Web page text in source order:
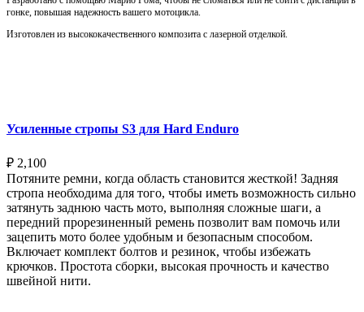
гонке, повышая надежность вашего мотоцикла.
Изготовлен из высококачественного композита с лазерной отделкой.
Усиленные стропы S3 для Hard Enduro
₽ 2,100
Потяните ремни, когда область становится жесткой! Задняя
стропа необходима для того, чтобы иметь возможность сильно
затянуть заднюю часть мото, выполняя сложные шаги, а
передний прорезиненный ремень позволит вам помочь или
зацепить мото более удобным и безопасным способом.
Включает комплект болтов и резинок, чтобы избежать
крючков. Простота сборки, высокая прочность и качество
швейной нити.